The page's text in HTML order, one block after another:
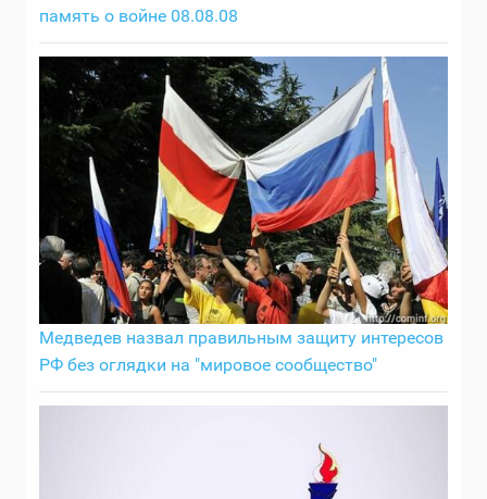
память о войне 08.08.08
Медведев назвал правильным защиту интересов
РФ без оглядки на "мировое сообщество"